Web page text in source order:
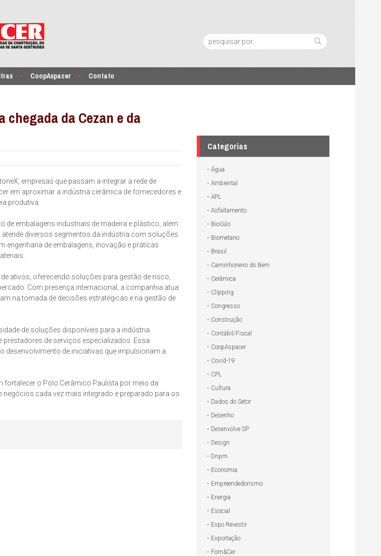
CoopAspacer Contato
Pesquisa:
da Cezan e da
empresas que passam a integrar a rede de
em aproximar a indústria cerâmica de fornecedores e
produtiva.
de embalagens industriais de madeira e plástico, além
diversos segmentos da indústria com soluções
engenharia de embalagens, inovação e práticas
ativos, oferecendo soluções para gestão de risco,
Com presença internacional, a companhia atua
na tomada de decisões estratégicas e na gestão de
de soluções disponíveis para a indústria
de serviços especializados. Essa
desenvolvimento de iniciativas que impulsionam a
o Polo Cerâmico Paulista por meio da
cada vez mais integrado e preparado para os
Categorias
Água
Ambiental
APL
Asfaltamento
BioGás
Biometano
Brasil
Caminhoneiro do Bem
Cerâmica
Clipping
Congresso
Construção
Contábil/Fiscal
CoopAspacer
Covid-19
CPL
Cultura
Dados do Setor
Desenho
Desenvolve SP
Design
Dnpm
Economia
Empreendedorismo
Energia
Esocial
Expo Revestir
Exportação
Forn&Cer